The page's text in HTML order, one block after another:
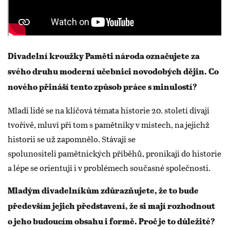
Divadelní kroužky Paměti národa označujete za
svého druhu moderní učebnici novodobých dějin. Co
nového přináší tento způsob práce s minulostí?
Mladí lidé se na klíčová témata historie 20. století dívají
tvořivě, mluví při tom s pamětníky v místech, na jejichž
historii se už zapomnělo. Stávají se
spolunositeli pamětnických příběhů, pronikají do historie
a lépe se orientují i v problémech současné společnosti.
Mladým divadelníkům zdůrazňujete, že to bude
především jejich představení, že si mají rozhodnout
o jeho budoucím obsahu i formě. Proč je to důležité?